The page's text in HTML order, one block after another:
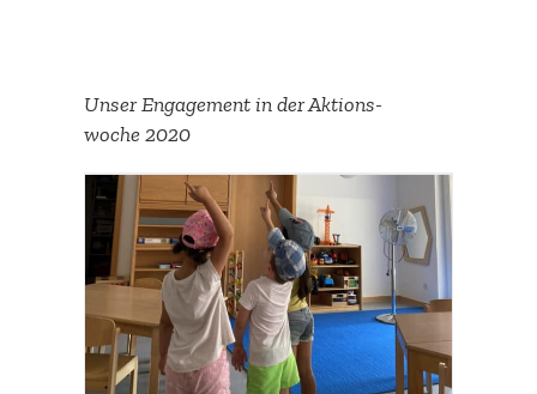
Unser Engagement in der Aktions­
woche 2020